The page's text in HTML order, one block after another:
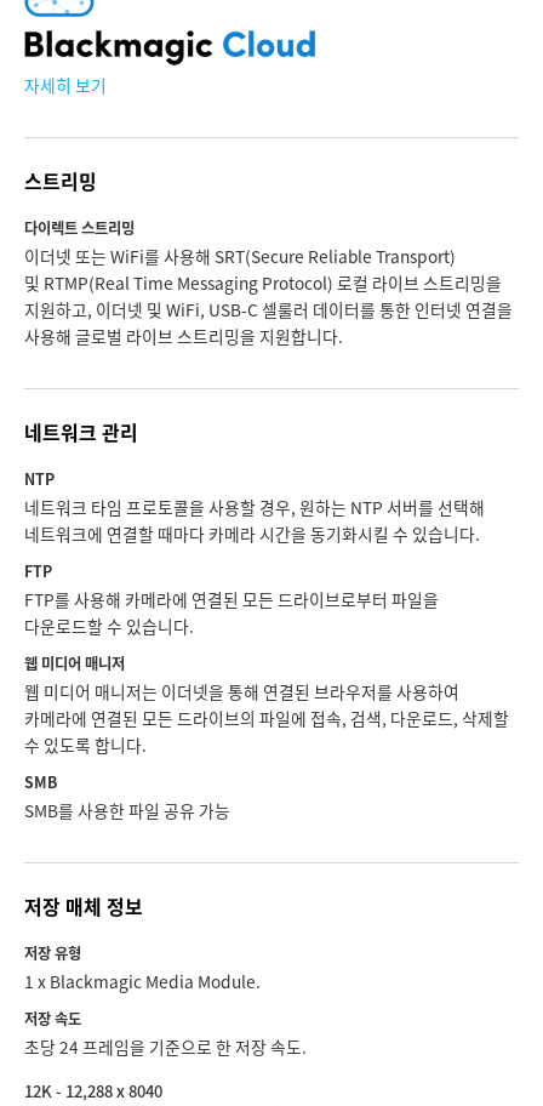
자세히 보기
스트리밍
다이렉트 스트리밍
이더넷 또는 WiFi를 사용해 SRT(Secure Reliable Transport)
및 RTMP(Real Time Messaging Protocol) 로컬 라이브 스트리밍을
지원하고, 이더넷 및 WiFi, USB‑C 셀룰러 데이터를 통한 인터넷 연결을
사용해 글로벌 라이브 스트리밍을 지원합니다.
네트워크 관리
NTP
네트워크 타임 프로토콜을 사용할 경우, 원하는 NTP 서버를 선택해
네트워크에 연결할 때마다 카메라 시간을 동기화시킬 수 있습니다.
FTP
FTP를 사용해 카메라에 연결된 모든 드라이브로부터 파일을
다운로드할 수 있습니다.
웹 미디어 매니저
웹 미디어 매니저는 이더넷을 통해 연결된 브라우저를 사용하여
카메라에 연결된 모든 드라이브의 파일에 접속, 검색, 다운로드, 삭제할
수 있도록 합니다.
SMB
SMB를 사용한 파일 공유 가능
저장 매체 정보
저장 유형
1 x Blackmagic Media Module.
저장 속도
초당 24 프레임을 기준으로 한 저장 속도.
12K - 12,288 x 8040